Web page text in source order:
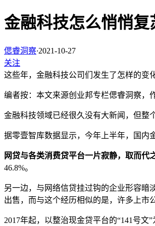
金融科技怎么悄悄复
偲睿洞察·2021-10-27
关注
这些年，金融科技公司们发生了怎样的变
编者按：本文来源创业邦专栏偲睿洞察，
金融科技领域已经很久没有大新闻，但整
据零壹智库数据显示，今年上半年，国内
网贷与各类消费贷平台一片寂静，取而代
46.8%。
另一边，与网络信贷挂过钩的企业形容暗
出售，而与这个经历相似的是，许多上市
2017年起，以整治现金贷平台的“141号